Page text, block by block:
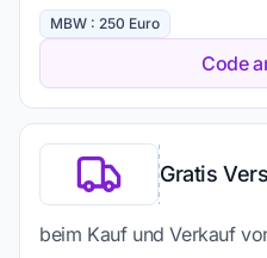
MBW : 250 Euro
Code
Gratis
beim Kauf und Verkauf